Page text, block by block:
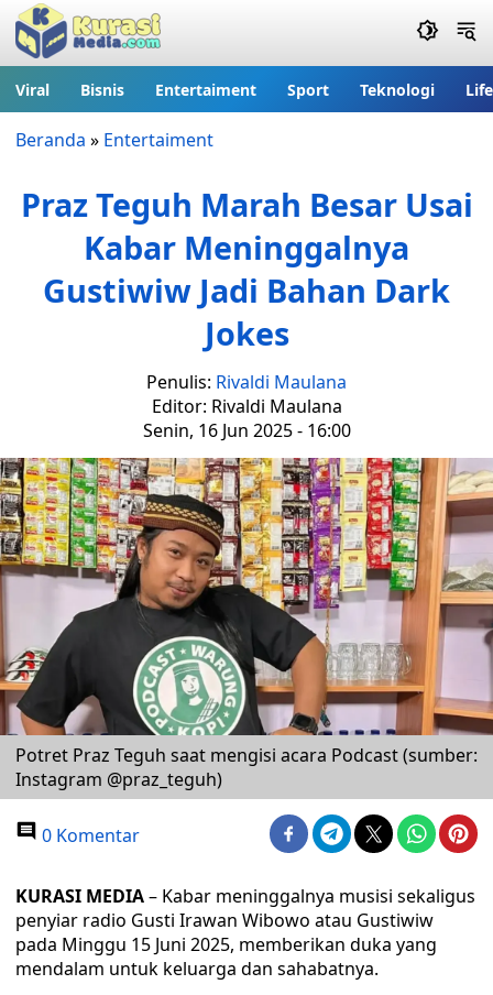
Viral Bisnis Entertaiment Sport Teknologi
Beranda » Entertaiment
Praz Teguh Marah Besar Usai
Kabar Meninggalnya
Gustiwiw Jadi Bahan Dark
Jokes
Penulis: Rivaldi Maulana
Editor: Rivaldi Maulana
Senin, 16 Jun 2025 - 16:00
Potret Praz Teguh saat mengisi acara Podcast (sumber:
Instagram @praz_teguh)
0 Komentar
KURASI MEDIA– Kabar meninggalnya musisi sekaligus
penyiar radio Gusti Irawan Wibowo atau Gustiwiw
pada Minggu 15 Juni 2025, memberikan duka yang
mendalam untuk keluarga dan sahabatnya.